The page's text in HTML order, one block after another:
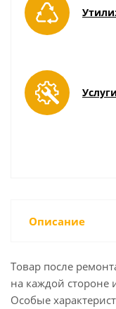
Услуги
Описание
Товар после
на каждой стороне
Особые